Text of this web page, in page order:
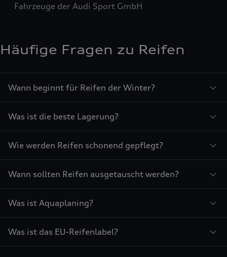
Fahrzeuge der Audi Sport GmbH
Häufige Fragen zu Reifen
Wann beginnt für Reifen der Winter?
Was ist die beste Lagerung?
Wie werden Reifen schonend gepflegt?
Wann sollten Reifen ausgetauscht werden?
Was ist Aquaplaning?
Was ist das EU-Reifenlabel?